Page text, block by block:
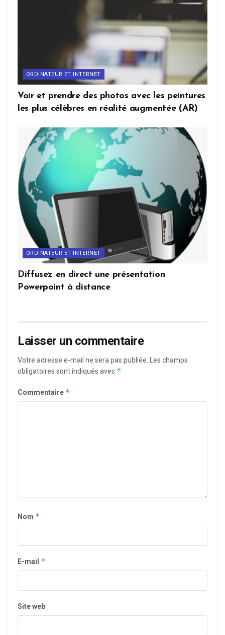
ORDINATEUR ET INTERNET
Voir et prendre des photos avec les peintures
les plus célèbres en réalité augmentée (AR)
ORDINATEUR ET INTERNET
Diffusez en direct une présentation
Powerpoint à distance
Laisser un commentaire
Votre adresse e-mail ne sera pas publiée.
Les champs
obligatoires sont indiqués avec *
Commentaire *
Nom *
E-mail *
Site web